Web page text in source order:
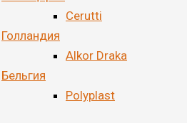
Cerutti
Голландия
Alkor Draka
Бельгия
Polyplast